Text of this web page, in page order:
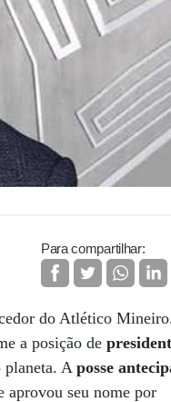
Para compartilhar:
do Atlético
a posição de
planeta. Aposse
aprovou seu nome por